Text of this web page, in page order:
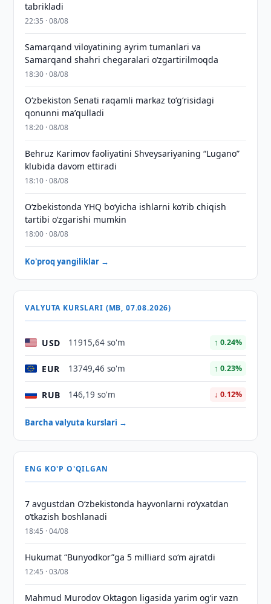
tabrikladi
22:35 · 08/08
Samarqand viloyatining ayrim tumanlari va
Samarqand shahri chegaralari oʻzgartirilmoqda
18:30 · 08/08
Oʻzbekiston Senati raqamli markaz toʻgʻrisidagi
qonunni maʼqulladi
18:20 · 08/08
Behruz Karimov faoliyatini Shveysariyaning “Lugano”
klubida davom ettiradi
18:10 · 08/08
O‘zbekistonda YHQ bo‘yicha ishlarni ko‘rib chiqish
tartibi o‘zgarishi mumkin
18:00 · 08/08
Ko'proq yangiliklar →
VALYUTA KURSLARI (MB, 07.08.2026)
USD 11915,64 so'm ↑ 0.24%
EUR 13749,46 so'm ↑ 0.23%
RUB 146,19 so'm ↓ 0.12%
Barcha valyuta kurslari →
ENG KO'P O'QILGAN
7 avgustdan O‘zbekistonda hayvonlarni ro‘yxatdan
o‘tkazish boshlanadi
18:45 · 04/08
Hukumat “Bunyodkor”ga 5 milliard so‘m ajratdi
12:45 · 03/08
Mahmud Murodov Oktagon ligasida yarim og‘ir vazn